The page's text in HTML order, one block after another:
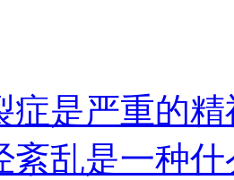
症是严重的
紊乱是一种